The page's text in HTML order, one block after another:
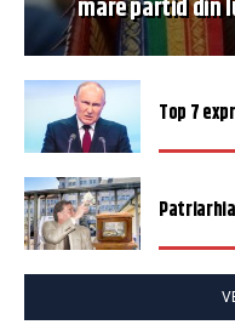
mare partid din
Top 7